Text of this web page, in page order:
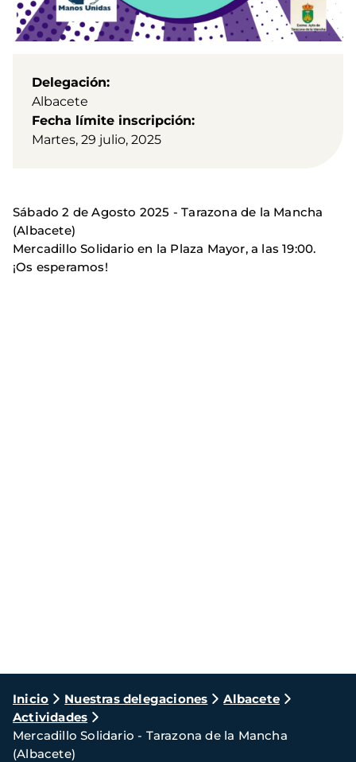
Delegación
Albacete
Fecha límite inscripción
Martes, 29 julio, 2025
Sábado 2 de Agosto 2025 - Tarazona de la Mancha
(Albacete)
Mercadillo Solidario en la Plaza Mayor, a las 19:00.
¡Os esperamos!
Ruta
de
navegación
Inicio Nuestras delegaciones
Albacete
Actividades
Mercadillo Solidario - Tarazona de la Mancha
(Albacete)